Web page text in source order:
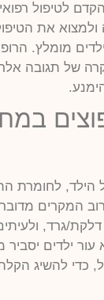
לטיפול
את הטיפול
מומלץ.
של תגובה
הילד, לחומרת
המקרים
דלקת/גרד,
עור ילדים
כדי להשיג